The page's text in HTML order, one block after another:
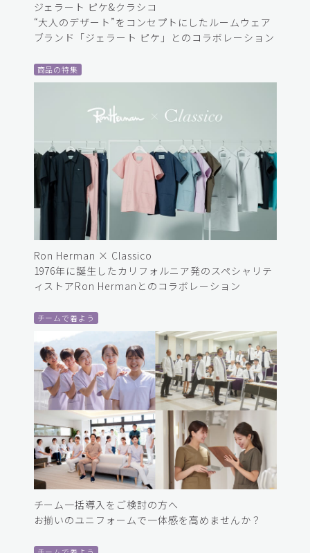
ジェラート ピケ&クラシコ
“大人のデザート”をコンセプトにしたルームウェア
ブランド「ジェラート ピケ」とのコラボレーション
商品の特集
Ron Herman × Classico
1976年に誕生したカリフォルニア発のスペシャリテ
ィストアRon Hermanとのコラボレーション
チームで着よう
チーム一括導入をご検討の方へ
お揃いのユニフォームで一体感を高めませんか？